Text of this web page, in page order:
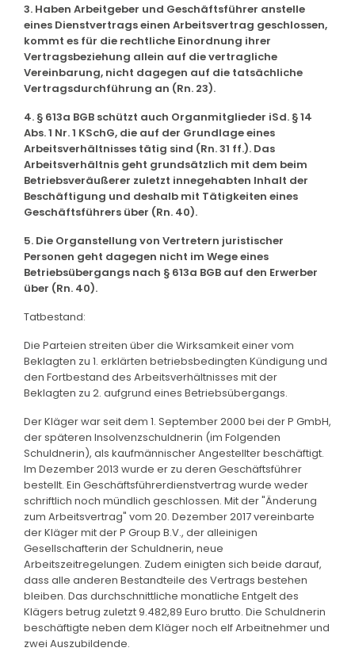
3. Haben Arbeitgeber und Geschäftsführer anstelle
eines Dienstvertrags einen Arbeitsvertrag geschlossen,
kommt es für die rechtliche Einordnung ihrer
Vertragsbeziehung allein auf die vertragliche
Vereinbarung, nicht dagegen auf die tatsächliche
Vertragsdurchführung an (Rn. 23).
4. § 613a BGB schützt auch Organmitglieder iSd. § 14
Abs. 1 Nr. 1 KSchG, die auf der Grundlage eines
Arbeitsverhältnisses tätig sind (Rn. 31 ff.). Das
Arbeitsverhältnis geht grundsätzlich mit dem beim
Betriebsveräußerer zuletzt innegehabten Inhalt der
Beschäftigung und deshalb mit Tätigkeiten eines
Geschäftsführers über (Rn. 40).
5. Die Organstellung von Vertretern juristischer
Personen geht dagegen nicht im Wege eines
Betriebsübergangs nach § 613a BGB auf den Erwerber
über (Rn. 40).
Tatbestand:
Die Parteien streiten über die Wirksamkeit einer vom
Beklagten zu 1. erklärten betriebsbedingten Kündigung und
den Fortbestand des Arbeitsverhältnisses mit der
Beklagten zu 2. aufgrund eines Betriebsübergangs.
Der Kläger war seit dem 1. September 2000 bei der P GmbH,
der späteren Insolvenzschuldnerin (im Folgenden
Schuldnerin), als kaufmännischer Angestellter beschäftigt.
Im Dezember 2013 wurde er zu deren Geschäftsführer
bestellt. Ein Geschäftsführerdienstvertrag wurde weder
schriftlich noch mündlich geschlossen. Mit der "Änderung
zum Arbeitsvertrag" vom 20. Dezember 2017 vereinbarte
der Kläger mit der P Group B.V., der alleinigen
Gesellschafterin der Schuldnerin, neue
Arbeitszeitregelungen. Zudem einigten sich beide darauf,
dass alle anderen Bestandteile des Vertrags bestehen
bleiben. Das durchschnittliche monatliche Entgelt des
Klägers betrug zuletzt 9.482,89 Euro brutto. Die Schuldnerin
beschäftigte neben dem Kläger noch elf Arbeitnehmer und
zwei Auszubildende.